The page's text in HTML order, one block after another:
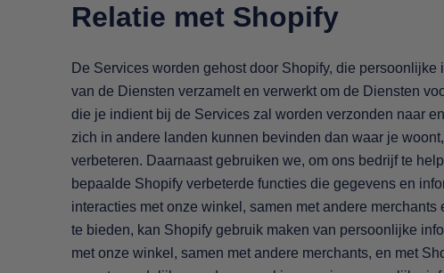
Relatie met Shopify
De Services worden gehost door Shopify, die
van de Diensten verzamelt en verwerkt om de Diensten
die je indient bij de Services zal worden verzonden naar
zich in andere landen kunnen bevinden dan waar je
verbeteren. Daarnaast gebruiken we, om ons bedrijf te
bepaalde Shopify verbeterde functies die gegevens en
interacties met onze winkel, samen met andere
te bieden, kan Shopify gebruik maken van persoonlijke
met onze winkel, samen met andere merchants, en met